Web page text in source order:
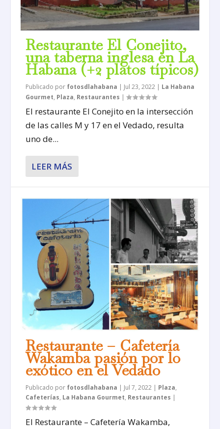
Restaurante El Conejito,
una taberna inglesa en La
Habana (+2 platos típicos)
Publicado por fotosdlahabana | Jul 23, 2022 | La Habana
Gourmet, Plaza, Restaurantes |
El restaurante El Conejito en la intersección
de las calles M y 17 en el Vedado, resulta
uno de...
LEER MÁS
Restaurante – Cafetería
Wakamba pasión por lo
exótico en el Vedado
Publicado por fotosdlahabana | Jul 7, 2022 | Plaza,
Cafeterías, La Habana Gourmet, Restaurantes |
El Restaurante – Cafetería Wakamba,